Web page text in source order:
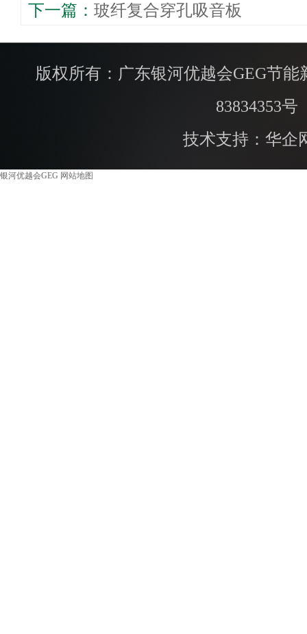
下一篇： ​玻纤复合穿孔吸音板
版权所有：广东银河优越会GEG节能
83834353号
技术支持：华企
银河优越会GEG 网站地图